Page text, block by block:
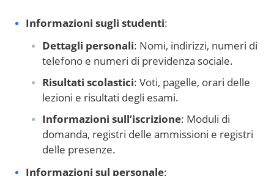
Informazioni sugli studenti:
Dettagli personali: Nomi, indirizzi, numeri di
telefono e numeri di previdenza sociale.
Risultati scolastici: Voti, pagelle, orari delle
lezioni e risultati degli esami.
Informazioni sull’iscrizione: Moduli di
domanda, registri delle ammissioni e registri
delle presenze.
Informazioni sul personale: